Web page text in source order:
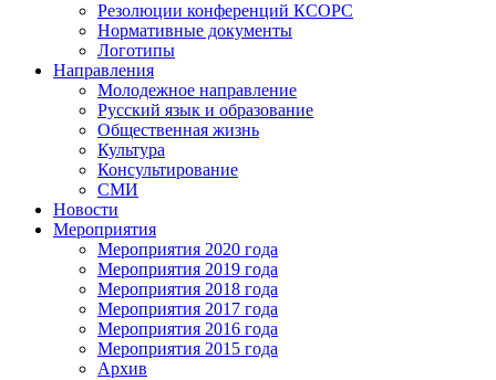
Резолюции конференций КСОРС
Нормативные документы
Логотипы
Направления
Молодежное направление
Русский язык и образование
Общественная жизнь
Культура
Консультирование
СМИ
Новости
Мероприятия
Мероприятия 2020 года
Мероприятия 2019 года
Мероприятия 2018 годa
Мероприятия 2017 года
Мероприятия 2016 года
Мероприятия 2015 года
Архив